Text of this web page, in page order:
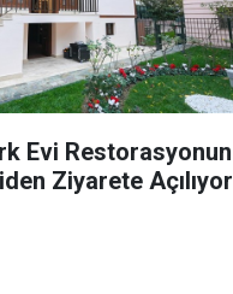
Evi Restorasyonun
Ziyarete Açılıyor